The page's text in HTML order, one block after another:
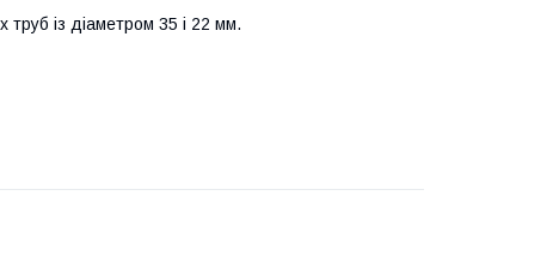
із діаметром 35 і 22 мм.